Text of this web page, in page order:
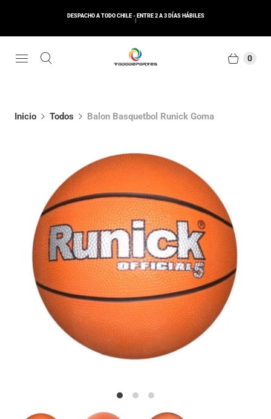
DESPACHO A TODO CHILE - ENTRE 2 A 3 DÍAS HÁBILES
0
Inicio Todos Balon Basquetbol Runick Goma